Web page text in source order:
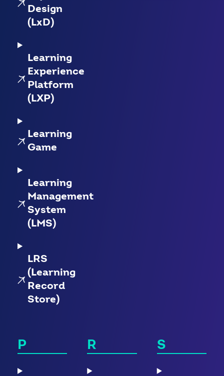
Design
(LxD)
Learning
Experience
Platform
(LXP)
Learning
Game
Learning
Management
System
(LMS)
LRS
(Learning
Record
Store)
P R S